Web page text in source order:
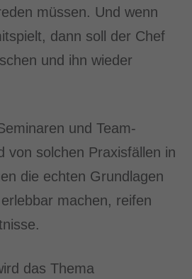
müssen. Und wenn
dann soll der Chef
und ihn wieder
und Team-
von solchen Praxisfällen in
die echten Grundlagen
machen, reifen
das Thema